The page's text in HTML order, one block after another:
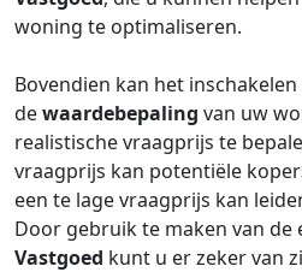
woning te optimaliseren.
Bovendien kan het
dewaardebepaling van uw
realistische vraagprijs te
vraagprijs kan potentiële
een te lage vraagprijs kan
Door gebruik te maken van de
Vastgoed kunt u er zeker van